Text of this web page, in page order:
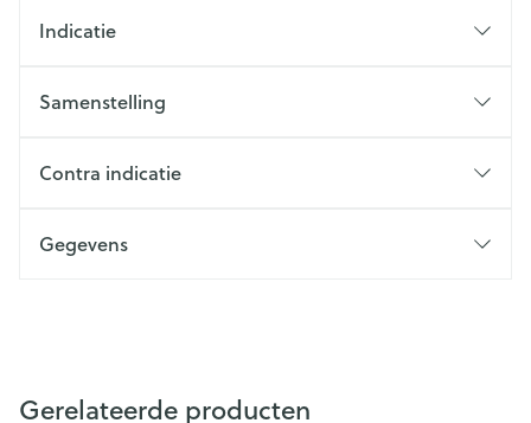
Indicatie
Samenstelling
Contra indicatie
Gegevens
Gerelateerde producten